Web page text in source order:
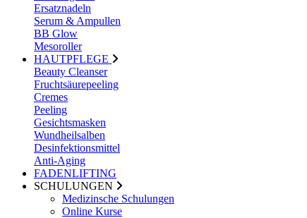
Ersatznadeln
Serum & Ampullen
BB Glow
Mesoroller
HAUTPFLEGE
Beauty Cleanser
Fruchtsäurepeeling
Cremes
Peeling
Gesichtsmasken
Wundheilsalben
Desinfektionsmittel
Anti-Aging
FADENLIFTING
SCHULUNGEN
Medizinsche Schulungen
Online Kurse